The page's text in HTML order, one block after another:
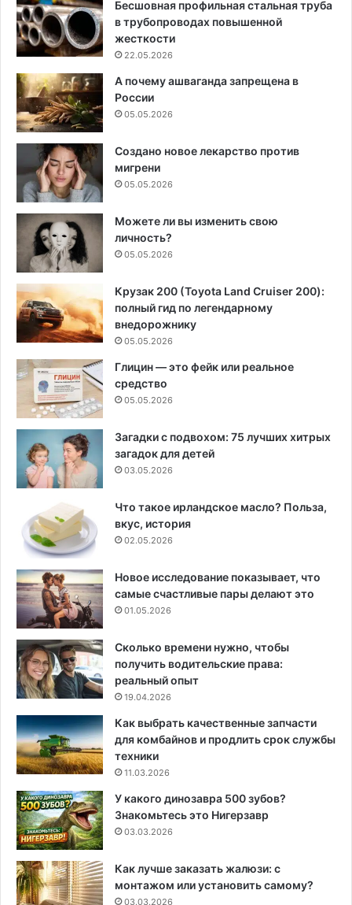
Бесшовная профильная стальная труба
в трубопроводах повышенной
жесткости
22.05.2026
А почему ашваганда запрещена в
России
05.05.2026
Создано новое лекарство против
мигрени
05.05.2026
Можете ли вы изменить свою
личность?
05.05.2026
Крузак 200 (Toyota Land Cruiser 200):
полный гид по легендарному
внедорожнику
05.05.2026
Глицин — это фейк или реальное
средство
05.05.2026
Загадки с подвохом: 75 лучших хитрых
загадок для детей
03.05.2026
Что такое ирландское масло? Польза,
вкус, история
02.05.2026
Новое исследование показывает, что
самые счастливые пары делают это
01.05.2026
Сколько времени нужно, чтобы
получить водительские права:
реальный опыт
19.04.2026
Как выбрать качественные запчасти
для комбайнов и продлить срок службы
техники
11.03.2026
У какого динозавра 500 зубов?
Знакомьтесь это Нигерзавр
03.03.2026
Как лучше заказать жалюзи: с
монтажом или установить самому?
03.03.2026